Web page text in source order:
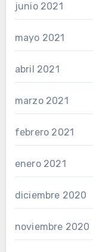
junio 2021
mayo 2021
abril 2021
marzo 2021
febrero 2021
enero 2021
diciembre 2020
noviembre 2020